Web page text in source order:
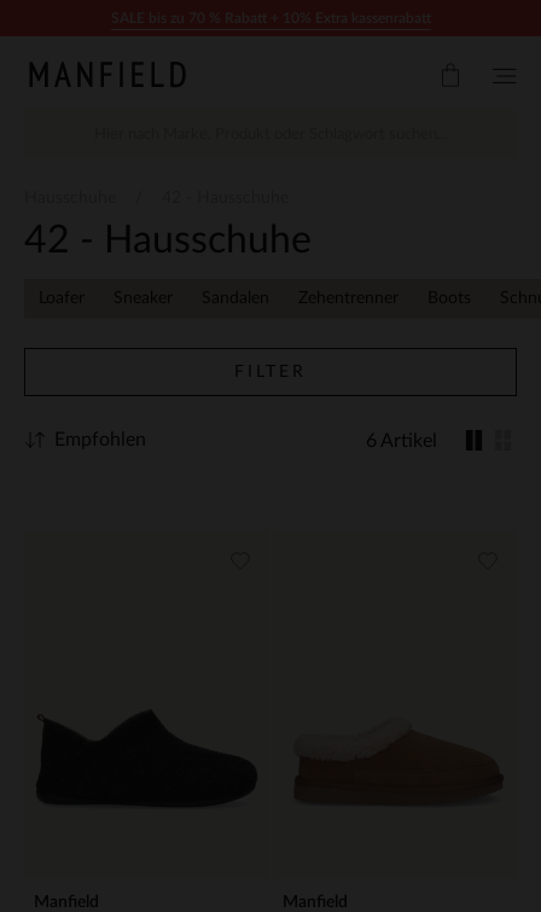
42 - Hausschuhe
Loafer Sneaker Sandalen Zehentrenner Boots
FILTER
6 Artikel
Empfohlen
Manfield Manfield